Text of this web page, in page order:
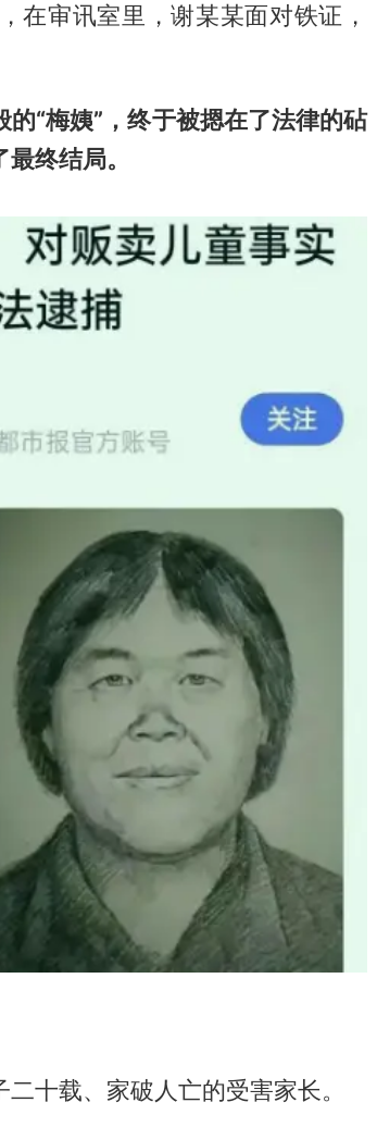
在审讯室里，谢某某面对铁证，
“梅姨”，终于被摁在了法律的砧
终结局。
十载、家破人亡的受害家长。